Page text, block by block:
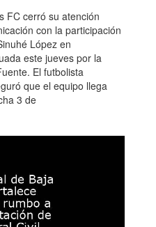
FC cerró su atención
con la participación
López en
este jueves por la
El futbolista
que el equipo llega
3 de